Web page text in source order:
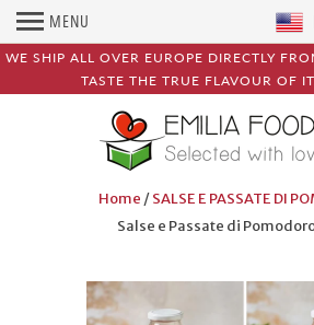
WE SHIP ALL OVER EUROPE DIRECTLY
TASTE THE TRUE FLAVOUR OF
MENU
Home /SALSE E PASSATE DI
Salse e Passate di